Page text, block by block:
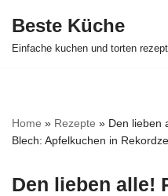
Zum
Beste Küche
Einfache kuchen und torten
Home » Rezepte » Den lieben
Blech: Apfelkuchen in
Den lieben alle!